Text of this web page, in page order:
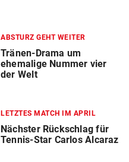
ABSTURZ GEHT WEITER
Tränen-Drama um
ehemalige Nummer vier
der Welt
LETZTES MATCH IM APRIL
Nächster Rückschlag für
Tennis-Star Carlos Alcaraz